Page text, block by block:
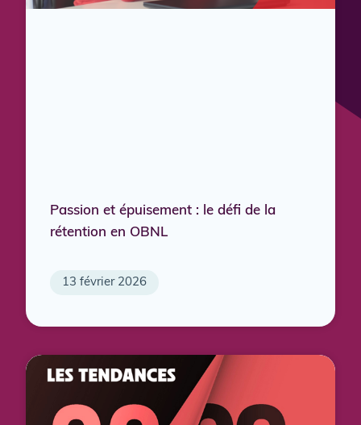
Passion et épuisement : le défi de la
rétention en OBNL
13 février 2026